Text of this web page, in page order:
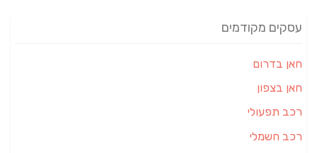
עסקים מקודמים
חאן בדרום
חאן בצפון
רכב תפעולי
רכב חשמלי